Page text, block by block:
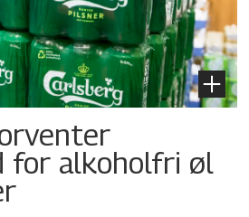
for alkoholfri øl